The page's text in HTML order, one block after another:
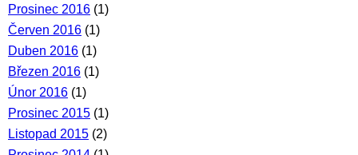
Prosinec 2016 (1)
Červen 2016 (1)
Duben 2016 (1)
Březen 2016 (1)
Únor 2016 (1)
Prosinec 2015 (1)
Listopad 2015 (2)